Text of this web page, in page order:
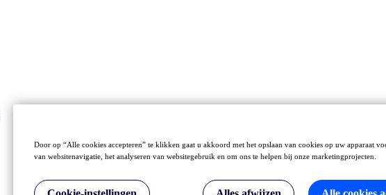
Door op “Alle cookies accepteren” te klikken gaat u akkoord met het opslaan van cookies op uw apparaat
van websitenavigatie, het analyseren van websitegebruik en om ons te helpen bij onze marketingprojecten.